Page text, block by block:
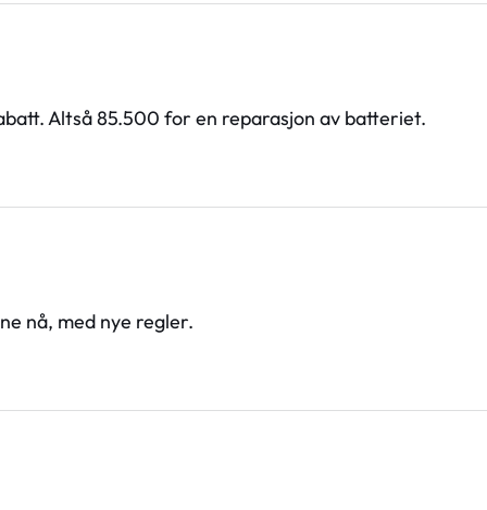
Altså 85.500 for en reparasjon av batteriet.
nå, med nye regler.